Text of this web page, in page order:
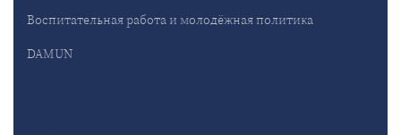
Воспитательная работа и молодёжная политика
DAMUN